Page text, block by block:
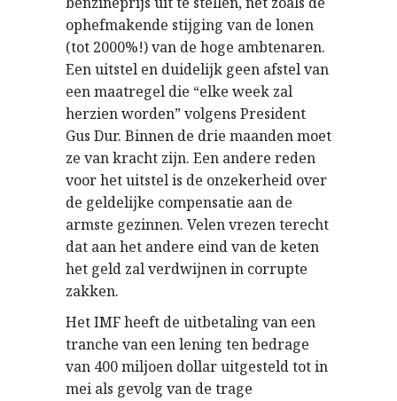
ophefmakende stijging van de lonen
(tot 2000%!) van de hoge ambtenaren.
Een uitstel en duidelijk geen afstel van
een maatregel die “elke week zal
herzien worden” volgens President
Gus Dur. Binnen de drie maanden moet
ze van kracht zijn. Een andere reden
voor het uitstel is de onzekerheid over
de geldelijke compensatie aan de
armste gezinnen. Velen vrezen terecht
dat aan het andere eind van de keten
het geld zal verdwijnen in corrupte
zakken.
Het IMF heeft de uitbetaling van een
tranche van een lening ten bedrage
van 400 miljoen dollar uitgesteld tot in
mei als gevolg van de trage